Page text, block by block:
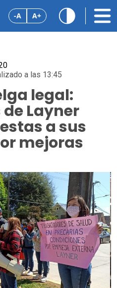
-A A+
a las 13:45
legal:
Layner
a sus
mejoras